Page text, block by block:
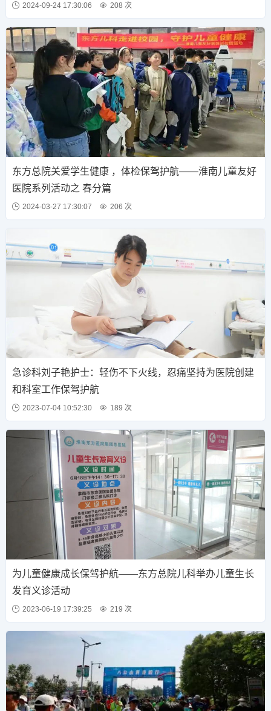
2024-09-24 17:30:06 208 次
东方总院关爱学生健康 ，体检保驾护航——淮南儿童友好
医院系列活动之 春分篇
2024-03-27 17:30:07 206 次
急诊科刘子艳护士：轻伤不下火线，忍痛坚持为医院创建
和科室工作保驾护航
2023-07-04 10:52:30 189 次
为儿童健康成长保驾护航——东方总院儿科举办儿童生长
发育义诊活动
2023-06-19 17:39:25 219 次